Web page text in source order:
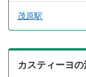
茂原駅
カスティーヨ